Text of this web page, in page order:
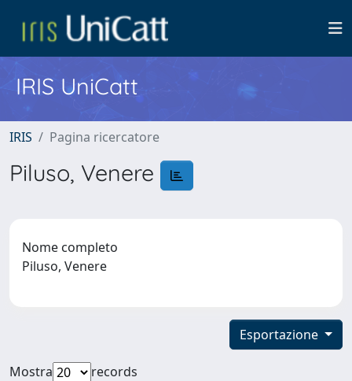
IRIS UniCatt
IRIS Pagina ricercatore
Piluso, Venere
Nome completo
Piluso, Venere
Esportazione
Mostra
records